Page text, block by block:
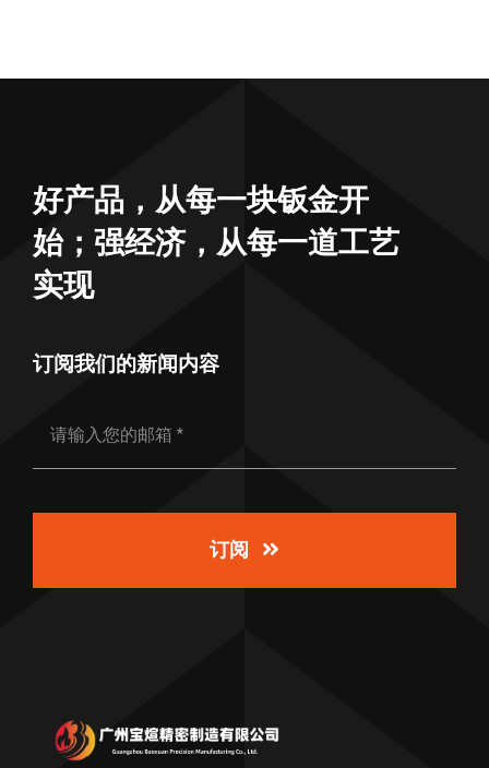
好产品，从每一块钣金开
始；强经济，从每一道工艺
实现
订阅我们的新闻内容
订阅